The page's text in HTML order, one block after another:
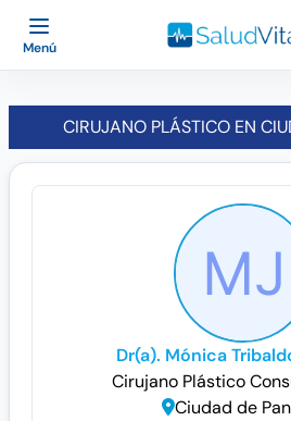
Menú
CIRUJANO PLÁSTICO EN
Dr(a). Mónica
Cirujano Plástico
Ciudad de